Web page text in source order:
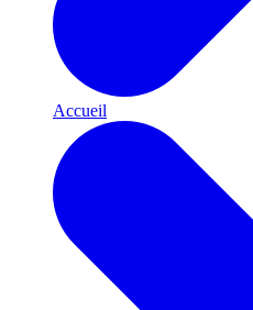
Accueil